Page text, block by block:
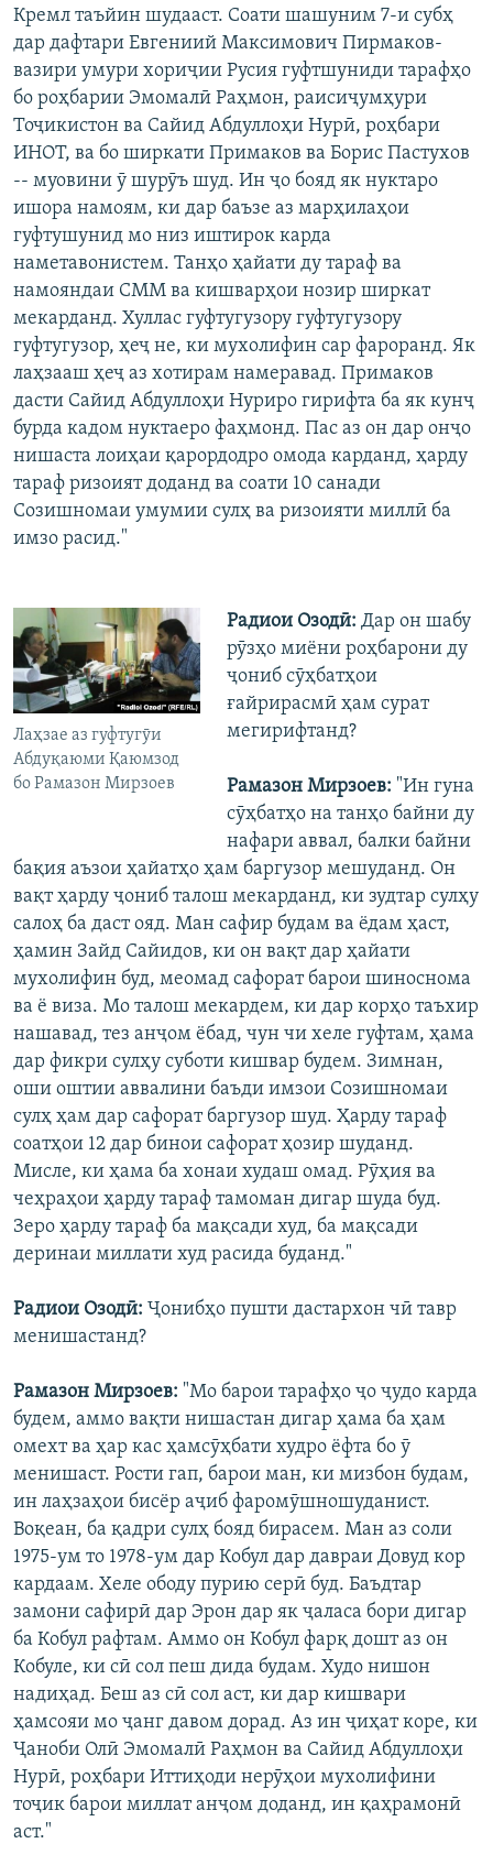
Кремл таъйин шудааст. Соати шашуним 7-и субҳ
дар дафтари Евгениий Максимович Пирмаков-
вазири умури хориҷии Русия гуфтшуниди тарафҳо
бо роҳбарии Эмомалӣ Раҳмон, раисиҷумҳури
Тоҷикистон ва Сайид Абдуллоҳи Нурӣ, роҳбари
ИНОТ, ва бо ширкати Примаков ва Борис Пастухов
-- муовини ӯ шурӯъ шуд. Ин ҷо бояд як нуктаро
ишора намоям, ки дар баъзе аз марҳилаҳои
гуфтушунид мо низ иштирок карда
наметавонистем. Танҳо ҳайати ду тараф ва
намояндаи СММ ва кишварҳои нозир ширкат
мекарданд. Хуллас гуфтугузору гуфтугузору
гуфтугузор, ҳеҷ не, ки мухолифин сар фароранд. Як
лаҳзааш ҳеҷ аз хотирам намеравад. Примаков
дасти Сайид Абдуллоҳи Нуриро гирифта ба як кунҷ
бурда кадом нуктаеро фаҳмонд. Пас аз он дар онҷо
нишаста лоиҳаи қарордодро омода карданд, ҳарду
тараф ризоият доданд ва соати 10 санади
Созишномаи умумии сулҳ ва ризоияти миллӣ ба
имзо расид."
Лаҳзае аз гуфтугӯи
Абдуқаюми Қаюмзод
бо Рамазон Мирзоев
Радиои Озодӣ: Дар он шабу
рӯзҳо миёни роҳбарони ду
ҷониб сӯҳбатҳои
ғайрирасмӣ ҳам сурат
мегирифтанд?
Рамазон Мирзоев: "Ин гуна
сӯҳбатҳо на танҳо байни ду
нафари аввал, балки байни
бақия аъзои ҳайатҳо ҳам баргузор мешуданд. Он
вақт ҳарду ҷониб талош мекарданд, ки зудтар сулҳу
салоҳ ба даст ояд. Ман сафир будам ва ёдам ҳаст,
ҳамин Зайд Сайидов, ки он вақт дар ҳайати
мухолифин буд, меомад сафорат барои шиноснома
ва ё виза. Мо талош мекардем, ки дар корҳо таъхир
нашавад, тез анҷом ёбад, чун чи хеле гуфтам, ҳама
дар фикри сулҳу суботи кишвар будем. Зимнан,
оши оштии аввалини баъди имзои Созишномаи
сулҳ ҳам дар сафорат баргузор шуд. Ҳарду тараф
соатҳои 12 дар бинои сафорат ҳозир шуданд.
Мисле, ки ҳама ба хонаи худаш омад. Рӯҳия ва
чеҳраҳои ҳарду тараф тамоман дигар шуда буд.
Зеро ҳарду тараф ба мақсади худ, ба мақсади
деринаи миллати худ расида буданд."
Радиои Озодӣ: Ҷонибҳо пушти дастархон чӣ тавр
менишастанд?
Рамазон Мирзоев: "Мо барои тарафҳо ҷо ҷудо карда
будем, аммо вақти нишастан дигар ҳама ба ҳам
омехт ва ҳар кас ҳамсӯҳбати худро ёфта бо ӯ
менишаст. Рости гап, барои ман, ки мизбон будам,
ин лаҳзаҳои бисёр аҷиб фаромӯшношуданист.
Воқеан, ба қадри сулҳ бояд бирасем. Ман аз соли
1975-ум то 1978-ум дар Кобул дар давраи Довуд кор
кардаам. Хеле ободу пурию серӣ буд. Баъдтар
замони сафирӣ дар Эрон дар як ҷаласа бори дигар
ба Кобул рафтам. Аммо он Кобул фарқ дошт аз он
Кобуле, ки сӣ сол пеш дида будам. Худо нишон
надиҳад. Беш аз сӣ сол аст, ки дар кишвари
ҳамсояи мо ҷанг давом дорад. Аз ин ҷиҳат коре, ки
Ҷаноби Олӣ Эмомалӣ Раҳмон ва Сайид Абдуллоҳи
Нурӣ, роҳбари Иттиҳоди нерӯҳои мухолифини
тоҷик барои миллат анҷом доданд, ин қаҳрамонӣ
аст."